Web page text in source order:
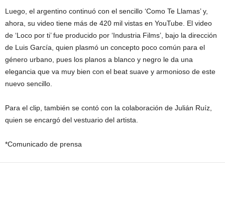
Luego, el argentino continuó con el sencillo ‘Como Te Llamas’ y,
ahora, su video tiene más de 420 mil vistas en YouTube. El video
de ‘Loco por ti’ fue producido por ‘Industria Films’, bajo la dirección
de Luis García, quien plasmó un concepto poco común para el
género urbano, pues los planos a blanco y negro le da una
elegancia que va muy bien con el beat suave y armonioso de este
nuevo sencillo.
Para el clip, también se contó con la colaboración de Julián Ruíz,
quien se encargó del vestuario del artista.
*Comunicado de prensa